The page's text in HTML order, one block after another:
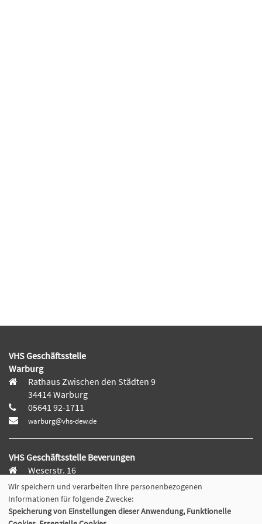
VHS Geschäftsstelle
Warburg
Rathaus Zwischen den Städten 9
34414 Warburg
05641 92-1711
warburg@vhs-dew.de
VHS Geschäftsstelle Beverungen
Weserstr. 16
37688 Beverungen
05273 392-125
beverungen@vhs-dew.de
Wir speichern und verarbeiten Ihre personenbezogenen
Informationen für folgende Zwecke:
Speicherung von Einstellungen dieser Anwendung, Funktionelle